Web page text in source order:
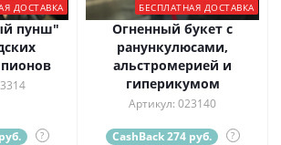
ДОСТАВКА
пунш"
?
БЕСПЛАТНАЯ ДОСТАВКА
Огненный букет с
ранункулюсами,
альстромерией и
гиперикумом
Артикул: 023140
CashBack 274 руб. ?